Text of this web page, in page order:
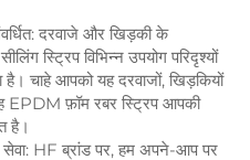
दरवाजे और खिड़की के
स्ट्रिप विभिन्न उपयोग परिदृश्यों
चाहे आपको यह दरवाजों, खिड़कियों
EPDM फ़ॉम रबर स्ट्रिप आपकी
है।
सेवा: HF ब्रांड पर, हम अपने-आप पर